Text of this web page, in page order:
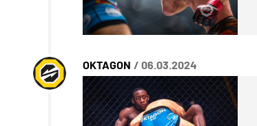
OKTAGON / 06.03.2024